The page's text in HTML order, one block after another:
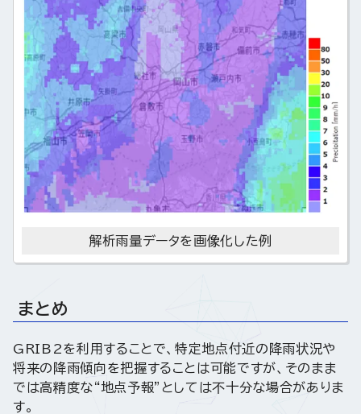
解析雨量データを画像化した例
まとめ
GRIB2を利用することで、特定地点付近の降雨状況や
将来の降雨傾向を把握することは可能ですが、そのまま
では高精度な“地点予報”としては不十分な場合がありま
す。